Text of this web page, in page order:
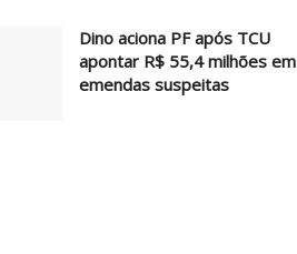
Dino aciona PF após TCU
apontar R$ 55,4 milhões em
emendas suspeitas